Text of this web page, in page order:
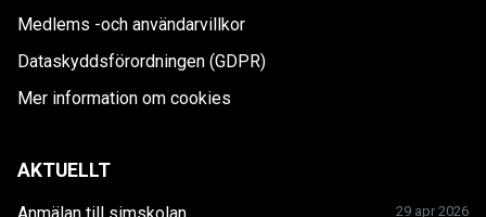
Medlems -och användarvillkor
Dataskyddsförordningen (GDPR)
Mer information om cookies
AKTUELLT
29 apr 2026